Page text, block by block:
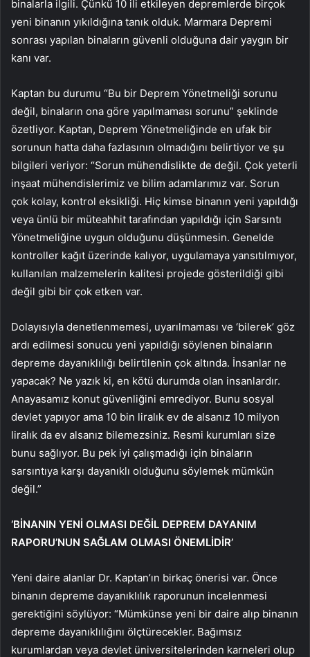
binalarla ilgili. Çünkü 10 ili etkileyen depremlerde birçok
yeni binanın yıkıldığına tanık olduk. Marmara Depremi
sonrası yapılan binaların güvenli olduğuna dair yaygın bir
kanı var.
Kaptan bu durumu “Bu bir Deprem Yönetmeliği sorunu
değil, binaların ona göre yapılmaması sorunu” şeklinde
özetliyor. Kaptan, Deprem Yönetmeliğinde en ufak bir
sorunun hatta daha fazlasının olmadığını belirtiyor ve şu
bilgileri veriyor: “Sorun mühendislikte de değil. Çok yeterli
inşaat mühendislerimiz ve bilim adamlarımız var. Sorun
çok kolay, kontrol eksikliği. Hiç kimse binanın yeni yapıldığı
veya ünlü bir müteahhit tarafından yapıldığı için Sarsıntı
Yönetmeliğine uygun olduğunu düşünmesin. Genelde
kontroller kağıt üzerinde kalıyor, uygulamaya yansıtılmıyor,
kullanılan malzemelerin kalitesi projede gösterildiği gibi
değil gibi bir çok etken var.
Dolayısıyla denetlenmemesi, uyarılmaması ve ‘bilerek’ göz
ardı edilmesi sonucu yeni yapıldığı söylenen binaların
depreme dayanıklılığı belirtilenin çok altında. İnsanlar ne
yapacak? Ne yazık ki, en kötü durumda olan insanlardır.
Anayasamız konut güvenliğini emrediyor. Bunu sosyal
devlet yapıyor ama 10 bin liralık ev de alsanız 10 milyon
liralık da ev alsanız bilemezsiniz. Resmi kurumları size
bunu sağlıyor. Bu pek iyi çalışmadığı için binaların
sarsıntıya karşı dayanıklı olduğunu söylemek mümkün
değil.”
‘BİNANIN YENİ OLMASI DEĞİL DEPREM DAYANIM
RAPORU’NUN SAĞLAM OLMASI ÖNEMLİDİR’
Yeni daire alanlar Dr. Kaptan’ın birkaç önerisi var. Önce
binanın depreme dayanıklılık raporunun incelenmesi
gerektiğini söylüyor: “Mümkünse yeni bir daire alıp binanın
depreme dayanıklılığını ölçtürecekler. Bağımsız
kurumlardan veya devlet üniversitelerinden karneleri olup